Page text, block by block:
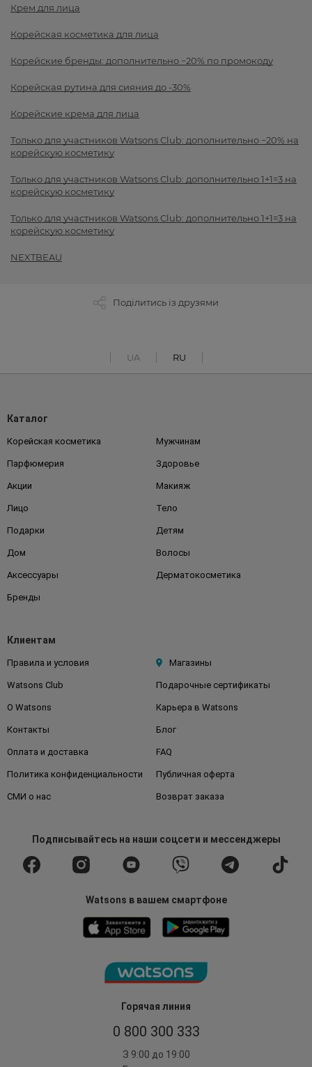
Крем для лица
Корейская косметика для лица
Корейские бренды: дополнительно −20% по промокоду
Корейская рутина для сияния до -30%
Корейские крема для лица
Только для участников Watsons Club: дополнительно −20% на
корейскую косметику
Только для участников Watsons Club: дополнительно 1+1=3 на
корейскую косметику
Только для участников Watsons Club: дополнительно 1+1=3 на
корейскую косметику
NEXTBEAU
Поділитись із друзями
UA RU
Горячая линия
0 800 300 333
З 9:00 до 19:00
Каталог
Корейская косметика Мужчинам
Парфюмерия Здоровье
Акции Макияж
Лицо Тело
Подарки Детям
Дом Волосы
Аксессуары Дерматокосметика
Бренды
Клиентам
Правила и условия Магазины
Watsons Club Подарочные сертификаты
О Watsons Карьера в Watsons
Контакты Блог
Оплата и доставка FAQ
Политика конфиденциальности Публичная оферта
СМИ о нас Возврат заказа
Подписывайтесьна наши соцсети и мессенджеры
Watsons в вашем смартфоне